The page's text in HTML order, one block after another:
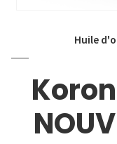
Huile